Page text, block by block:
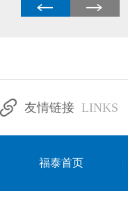
友情链接 LINKS
福泰首页